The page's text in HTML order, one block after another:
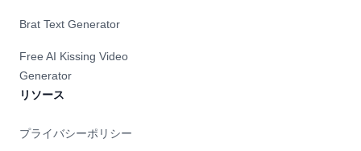
Brat Text Generator
Free AI Kissing Video
Generator
リソース
プライバシーポリシー